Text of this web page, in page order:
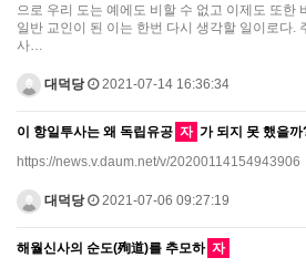
으로 우리 도는 예에도 비할 수 없고 이제도 또한
일반 교인이 된 이는 한번 다시 생각할 일이로다.
사…
대덕당 2021-07-14 16:36:34
이 항일투사는 왜 독립유공 자 가 되지 못 했을까
https://news.v.daum.net/v/20200114154943906
대덕당 2021-07-06 09:27:19
해월신사의 순도(殉道)를 추모하 자